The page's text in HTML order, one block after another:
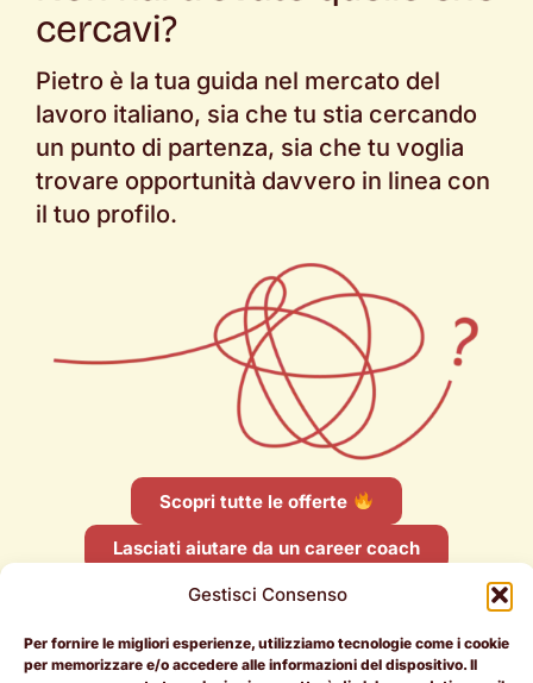
Gestisci Consenso
Per fornire le migliori esperienze, utilizziamo tecnologie come i cookie
per memorizzare e/o accedere alle informazioni del dispositivo. Il
cercavi?
Pietro è la tua guida nel mercato del
lavoro italiano, sia che tu stia cercando
un punto di partenza, sia che tu voglia
trovare opportunità davvero in linea con
il tuo profilo.
Scopri tutte le offerte
Lasciati aiutare da un career coach